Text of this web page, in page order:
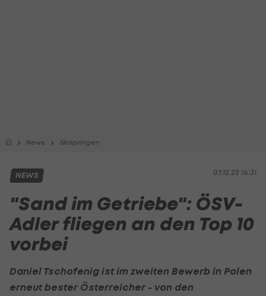
News Skispringen
07.12.25 16:31
NEWS
"Sand im Getriebe": ÖSV-
Adler fliegen an den Top 10
vorbei
Daniel Tschofenig ist im zweiten Bewerb in Polen
erneut bester Österreicher - von den